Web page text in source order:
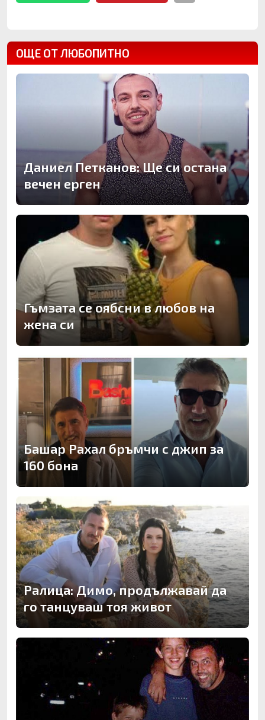
ОЩЕ ОТ ЛЮБОПИТНО
Даниел Петканов: Ще си остана
вечен ерген
Гъмзата се оябсни в любов на
жена си
Башар Рахал бръмчи с джип за
160 бона
Ралица: Димо, продължавай да
го танцуваш тоя живот